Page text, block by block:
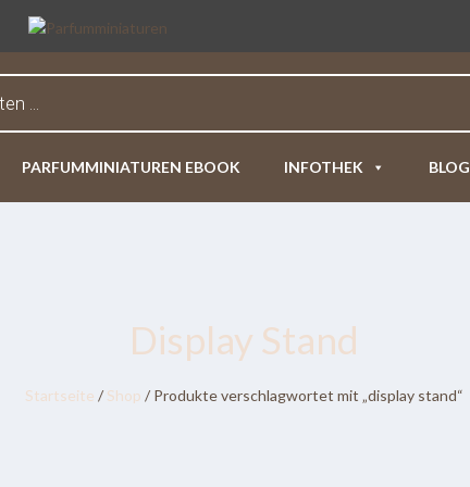
PARFUMMINIATUREN EBOOK INFOTHEK BLOG
Display Stand
Startseite / Shop / Produkte verschlagwortet mit „display stand“